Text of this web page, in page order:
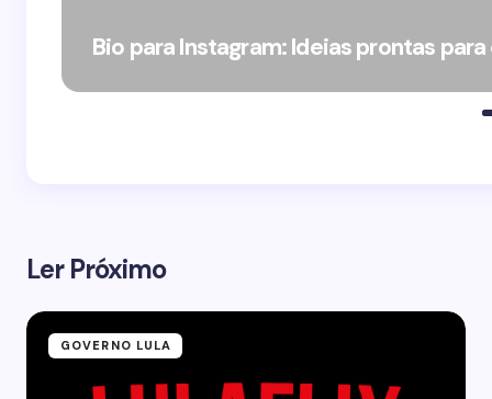
Bio para Instagram: Ideias prontas
Ler Próximo
GOVERNO LULA